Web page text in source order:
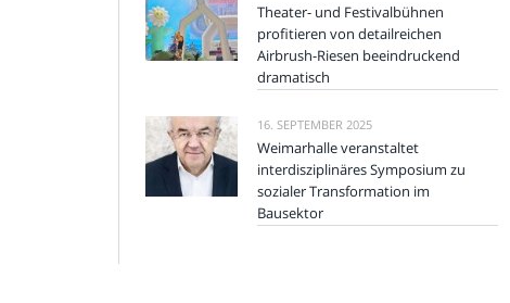
Theater- und Festivalbühnen
profitieren von detailreichen
Airbrush-Riesen beeindruckend
dramatisch
16. SEPTEMBER 2025
Weimarhalle veranstaltet
interdisziplinäres Symposium zu
sozialer Transformation im
Bausektor